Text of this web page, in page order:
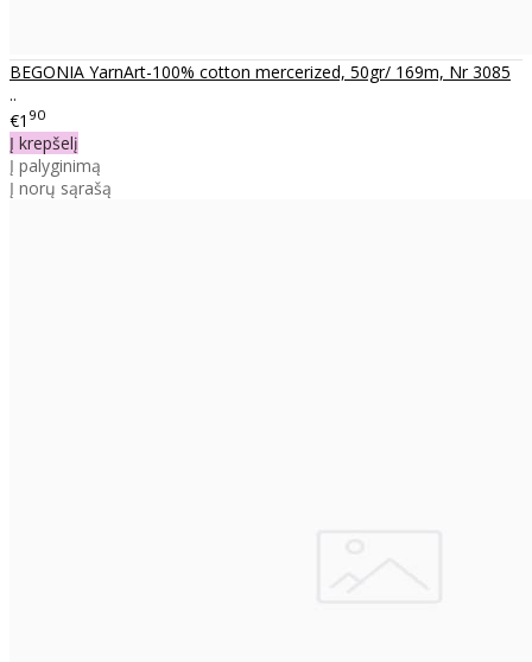
BEGONIA YarnArt-100% cotton mercerized, 50gr/ 169m, Nr 3085
..
€1 90
Į krepšelį
Į palyginimą
Į norų sąrašą